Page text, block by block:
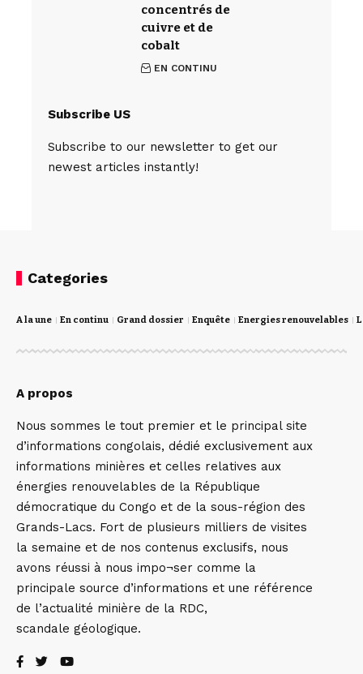
concentrés de
cuivre et de
cobalt
EN CONTINU
Subscribe US
Subscribe to our newsletter to get our
newest articles instantly!
Categories
A la une En continu Grand dossier Enquête Energies renouvelables
A propos
Nous sommes le tout premier et le principal site
d’informations congolais, dédié exclusivement aux
informations minières et celles relatives aux
énergies renouvelables de la République
démocratique du Congo et de la sous-région des
Grands-Lacs. Fort de plusieurs milliers de visites
la semaine et de nos contenus exclusifs, nous
avons réussi à nous impo¬ser comme la
principale source d’informations et une référence
de l’actualité minière de la RDC,
scandale géologique.